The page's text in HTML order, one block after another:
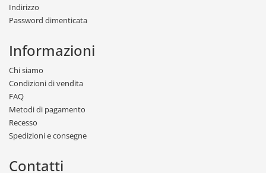
Indirizzo
Password dimenticata
Informazioni
Chi siamo
Condizioni di vendita
FAQ
Metodi di pagamento
Recesso
Spedizioni e consegne
Contatti